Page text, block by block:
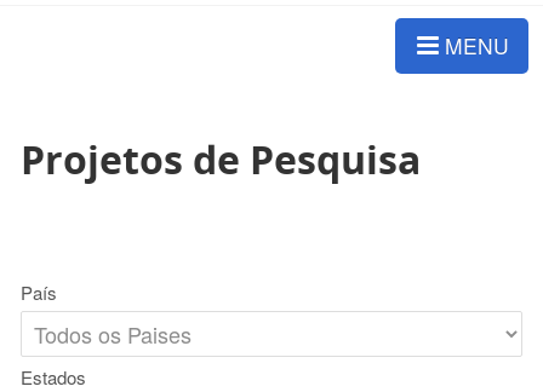
MENU
Projetos de Pesquisa
País
Estados